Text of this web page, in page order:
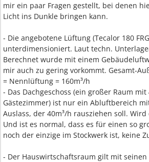
mir ein paar Fragen gestellt, bei denen
Licht ins Dunkle bringen kann.
- Die angebotene Lüftung (Tecalor 180
unterdimensioniert. Laut techn.
Berechnet wurde mit einem
mir auch zu gering vorkommt. Gesamt-
= Nennlüftung = 160m³/h
- Das Dachgeschoss (ein großer Raum
Gästezimmer) ist nur ein Abluftbereich
Auslass, der 40m³/h rausziehen soll.
Und ist es normal, dass es für einen so
noch der einzige im Stockwerk ist, keine
- Der Hauswirtschaftsraum gilt mit seinen